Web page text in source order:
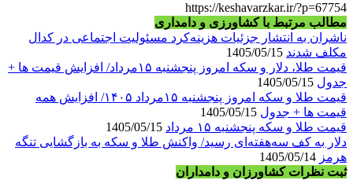
https://keshavarzkar.ir/?p=67754
مطالب مرتبط با کشاورزی و دامداری
ناشران به انتشار جزئیات هزینه‌کرد مسئولیت اجتماعی در کدال
مکلف شدند
قیمت طلا، دلار و سکه امروز پنجشنبه ۱۵مرداد/ افزایش قیمت ها +
جدول
قیمت طلا و سکه امروز پنجشنبه ۱۵مرداد ۱۴۰۵/ افزایش همه
قیمت ها + جدول
قیمت طلا و سکه پنجشنبه ۱۵ مرداد
دلار به کف سه‌هفته‌ای رسید/ واکنش طلا و سکه به بازگشایی تنگه
هرمز
ثبت نظرات کشاورزان و دامداران